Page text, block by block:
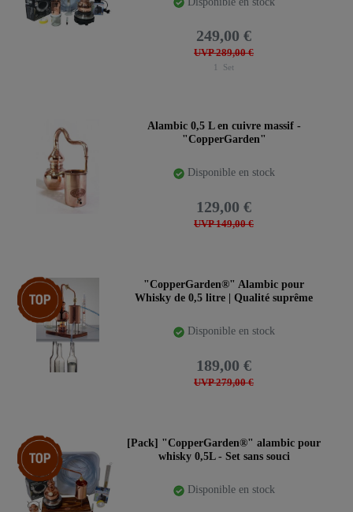
UVP 289,00 €
249,00 €
1 Set
Alambic 0,5 L en cuivre massif -
"CopperGarden"
Disponible en stock
UVP 149,00 €
129,00 €
Article phare
"CopperGarden®" Alambic pour
Whisky de 0,5 litre | Qualité suprême
Disponible en stock
UVP 279,00 €
189,00 €
Pack d’articles
[Pack] "CopperGarden®" alambic pour
whisky 0,5L - Set sans souci
Disponible en stock